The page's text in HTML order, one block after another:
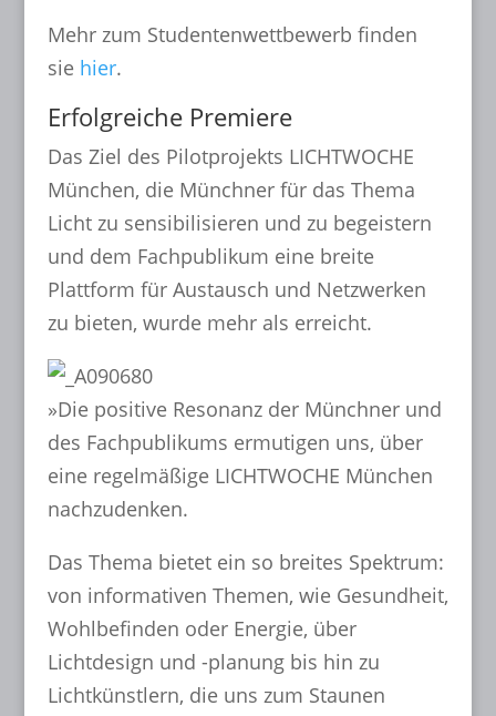
Mehr zum Studentenwettbewerb finden
sie hier.
Erfolgreiche Premiere
Das Ziel des Pilotprojekts LICHTWOCHE
München, die Münchner für das Thema
Licht zu sensibilisieren und zu begeistern
und dem Fachpublikum eine breite
Plattform für Austausch und Netzwerken
zu bieten, wurde mehr als erreicht.
»Die positive Resonanz der Münchner und
des Fachpublikums ermutigen uns, über
eine regelmäßige LICHTWOCHE München
nachzudenken.
Das Thema bietet ein so breites Spektrum:
von informativen Themen, wie Gesundheit,
Wohlbefinden oder Energie, über
Lichtdesign und -planung bis hin zu
Lichtkünstlern, die uns zum Staunen